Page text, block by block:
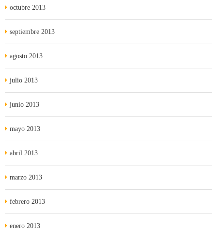
octubre 2013
septiembre 2013
agosto 2013
julio 2013
junio 2013
mayo 2013
abril 2013
marzo 2013
febrero 2013
enero 2013